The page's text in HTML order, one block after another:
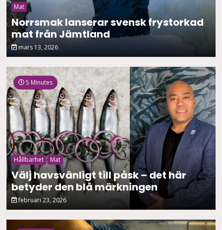
Mat
Norrsmak lanserar svensk frystorkad
mat från Jämtland
mars 13, 2026
5 Minutes
Hållbarhet Mat
Välj havsvänligt till påsk – det här
betyder den blå märkningen
februari 23, 2026